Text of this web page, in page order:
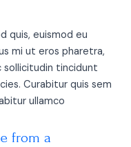
quis, euismod eu
mi ut eros pharetra,
sollicitudin tincidunt
Curabitur quis sem
ullamco
from a